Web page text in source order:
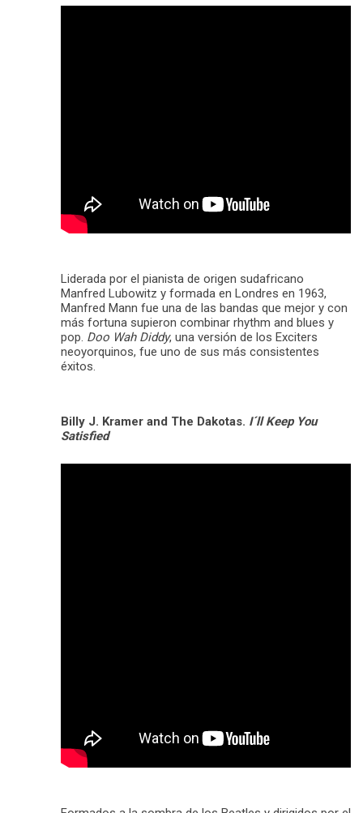
Liderada por el pianista de origen sudafricano
Manfred Lubowitz y formada en Londres en 1963,
Manfred Mann fue una de las bandas que mejor y con
más fortuna supieron combinar rhythm and blues y
pop. Doo Wah Diddy, una versión de los Exciters
neoyorquinos, fue uno de sus más consistentes
éxitos.
Billy J. Kramer and The Dakotas. I´ll Keep You
Satisfied